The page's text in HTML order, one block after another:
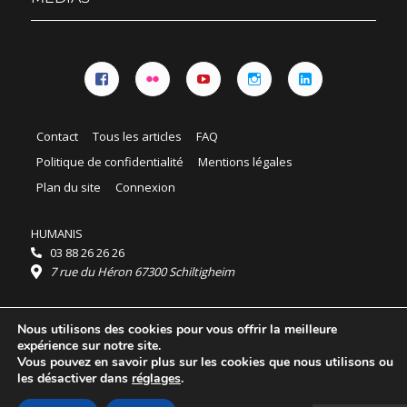
Contact Tous les articles
FAQ
Politique de confidentialité
Mentions légales
Plan du site
Connexion
HUMANIS
03 88 26 26 26
7 rue du Héron 67300 Schiltigheim
Horaires :
HUMANIS : du lundi au vendredi 9h - 18h
Ordidocaz : du lundi au vendredi 8h - 19h
© 2025 HUMANIS, tous droits réservés.
Licence Creative Commons Attribution 4.0
Nous utilisons des cookies pour vous offrir la meilleure
expérience sur notre site.
Vous pouvez en savoir plus sur les cookies que nous utilisons ou
les désactiver dans réglages.